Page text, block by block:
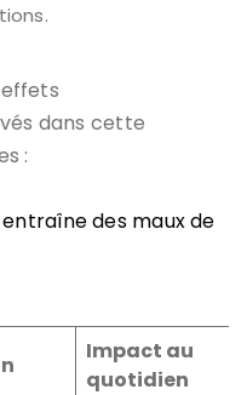
dans cette
:
des maux de
Impact au
quotidien